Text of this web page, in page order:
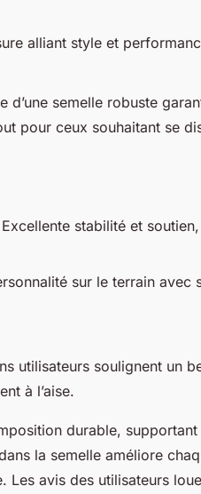
alliant style et
semelle robuste
pour ceux souhaitant se
stabilité et
sur le terrain avec
utilisateurs soulignent un
à l’aise.
durable, supportant
la semelle améliore
Les avis des utilisateurs